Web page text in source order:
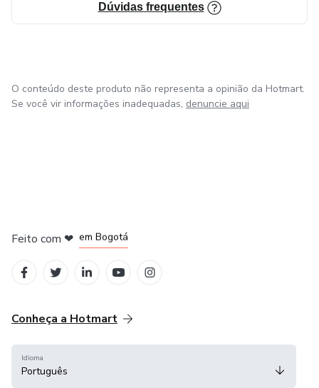
Dúvidas frequentes
O conteúdo deste produto não representa a opinião da Hotmart.
Se você vir informações inadequadas, denuncie aqui
Feito com ❤ em Bogotá
Conheça a Hotmart
Idioma
Português